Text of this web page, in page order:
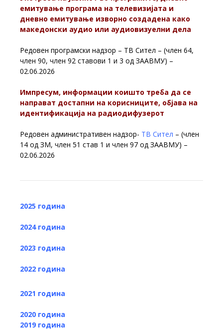
емитување програма на телевизијата и
дневно емитување изворно создадена како
македонски аудио или аудиовизуелни дела
Редовен програмски надзор – ТВ Сител – (член 64,
член 90, член 92 ставови 1 и 3 од ЗААВМУ) –
02.06.2026
Импресум, информации коишто треба да се
направат достапни на корисниците, објава на
идентификација на радиодифузерот
Редовен административен надзор- ТВ Сител – (член
14 од ЗМ, член 51 став 1 и член 97 од ЗААВМУ) –
02.06.2026
2025 година
2024 година
2023 година
2022 година
2021 година
2020 година
2019 година